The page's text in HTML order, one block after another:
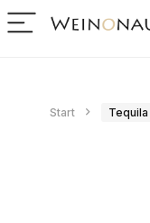
Start Tequila